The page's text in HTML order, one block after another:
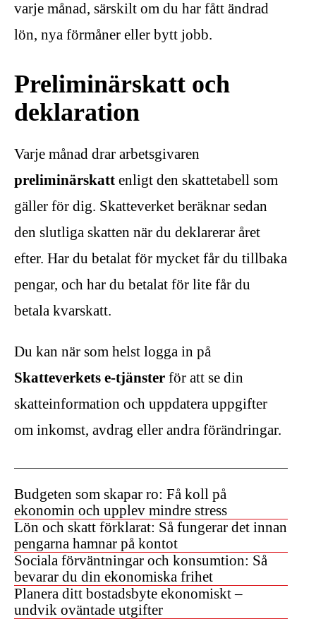
varje månad, särskilt om du har fått ändrad
lön, nya förmåner eller bytt jobb.
Preliminärskatt och
deklaration
Varje månad drar arbetsgivaren
preliminärskatt enligt den skattetabell som
gäller för dig. Skatteverket beräknar sedan
den slutliga skatten när du deklarerar året
efter. Har du betalat för mycket får du tillbaka
pengar, och har du betalat för lite får du
betala kvarskatt.
Du kan när som helst logga in på
Skatteverkets e‑tjänster för att se din
skatteinformation och uppdatera uppgifter
om inkomst, avdrag eller andra förändringar.
Budgeten som skapar ro: Få koll på
ekonomin och upplev mindre stress
Lön och skatt förklarat: Så fungerar det innan
pengarna hamnar på kontot
Sociala förväntningar och konsumtion: Så
bevarar du din ekonomiska frihet
Planera ditt bostadsbyte ekonomiskt –
undvik oväntade utgifter